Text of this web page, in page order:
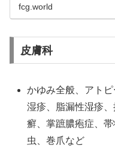
fcg.world
皮膚科
かゆみ全般、アトピ
湿疹、脂漏性湿疹
癬、掌蹠膿疱症、
虫、巻爪など